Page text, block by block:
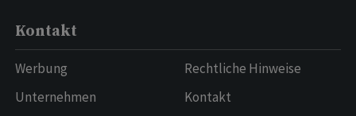
Kontakt
Werbung
Unternehmen
Rechtliche Hinweise
Kontakt